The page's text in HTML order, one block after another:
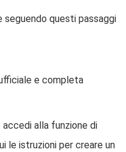
seguendo questi passaggi
e completa
accedi alla funzione di
le istruzioni per creare un